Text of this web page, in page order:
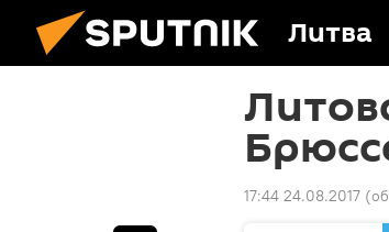
Литва
17:44 24.08.2017